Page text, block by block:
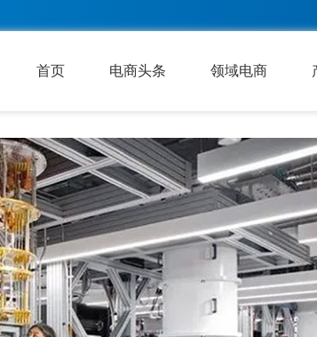
首页 电商头条 领域电商